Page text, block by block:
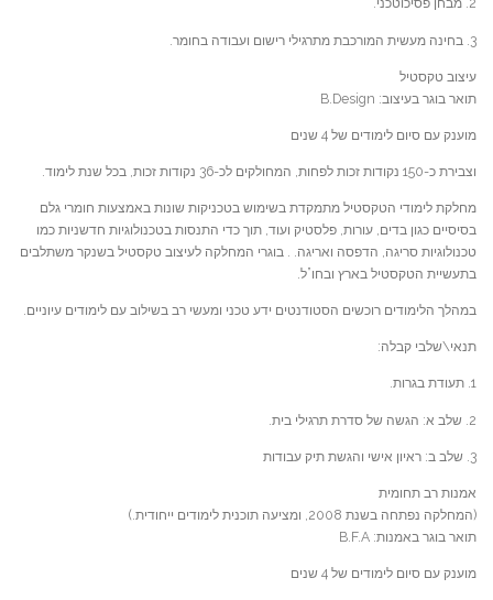
3. בחינה מעשית המורכבת מתרגילי רישום ועבודה בחומר.
עיצוב טקסטיל
תואר בוגר בעיצוב: B.Design
מוענק עם סיום לימודים של 4 שנים
וצבירת כ-150 נקודות זכות לפחות, המחולקים לכ-36 נקודות זכות, בכל שנת לימוד.
מחלקת לימודי הטקסטיל מתמקדת בשימוש בטכניקות שונות באמצעות חומרי גלם
בסיסיים כגון בדים, עורות, פלסטיק ועוד, תוך כדי התנסות בטכנולוגיות חדשניות כמו
טכנולוגיות סריגה, הדפסה ואריגה. . בוגרי המחלקה לעיצוב טקסטיל בשנקר משתלבים
בתעשיית הטקסטיל בארץ ובחו”ל.
במהלך הלימודים רוכשים הסטודנטים ידע טכני ומעשי רב בשילוב עם לימודים עיוניים.
תנאי\שלבי קבלה:
1. תעודת בגרות.
2. שלב א: הגשה של סדרת תרגילי בית.
3. שלב ב: ראיון אישי והגשת תיק עבודות
אמנות רב תחומית
(המחלקה נפתחה בשנת 2008, ומציעה תוכנית לימודים ייחודית.)
תואר בוגר באמנות: B.F.A
מוענק עם סיום לימודים של 4 שנים